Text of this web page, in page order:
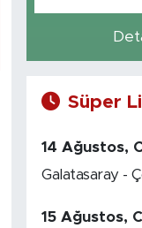
Süper
14 Ağustos,
Galatasaray -
15 Ağustos,